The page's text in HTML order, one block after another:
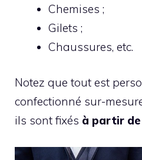
Chemises ;
Gilets ;
Chaussures, etc.
Notez que tout est
confectionné sur-
ils sont fixés à partir